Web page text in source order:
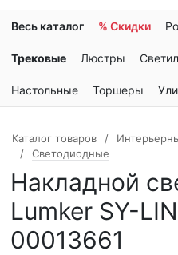
Весь каталог % Скидки
Трековые Люстры
Настольные Торшеры
Каталог товаров
Светодиодные
Накладной
Lumker SY-
00013661